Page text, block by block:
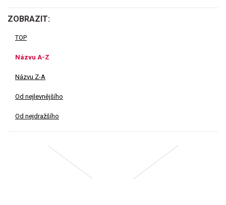
ZOBRAZIT:
TOP
Názvu A-Z
Názvu Z-A
Od nejlevnějšího
Od nejdražšího